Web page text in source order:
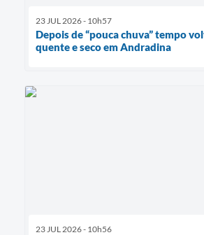
23 JUL 2026 - 10h57
Depois de “pouca chuva” tempo
quente e seco em Andradina
23 JUL 2026 - 10h56